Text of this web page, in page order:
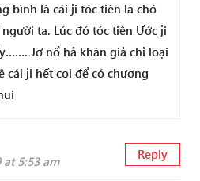
bình là cái ji tóc tiên là chó
ta. Lúc đó tóc tiên Ước ji
Jơ nổ hả khán giả chỉ loại
cái ji hết coi để có chương
at 5:53 am
Reply